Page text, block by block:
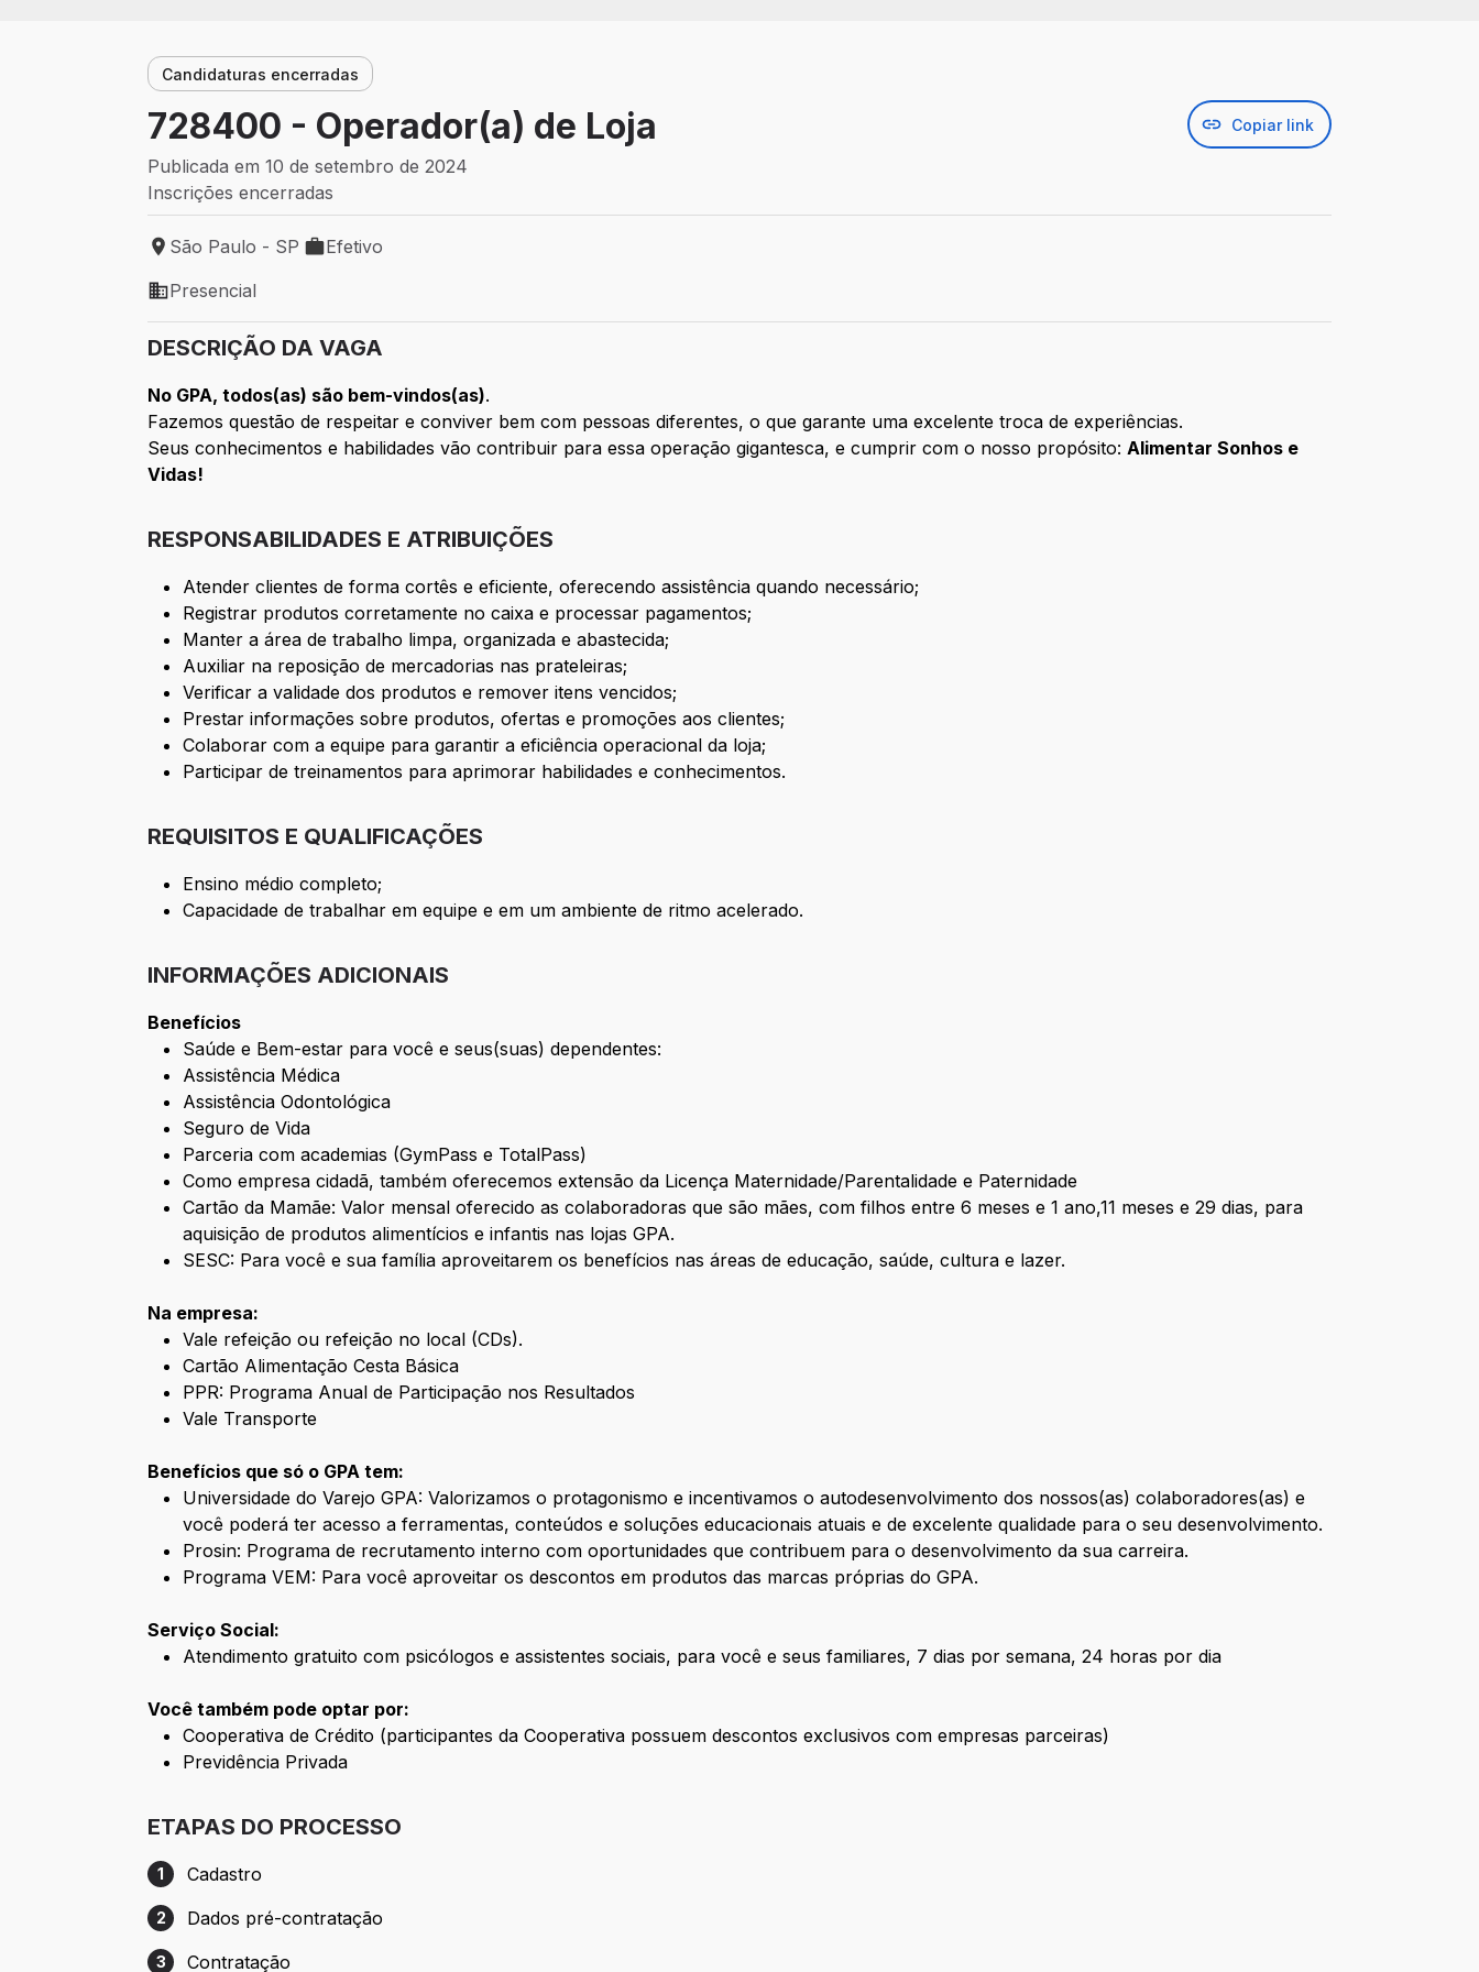
Candidaturas encerradas
728400 - Operador(a) de Loja Copiar link
Publicada em 10 de setembro de 2024
Inscrições encerradas
Local de trabalho: São Paulo - SP
São Paulo - SP
Tipo de vaga: Efetivo
Efetivo
Modelo de trabalho: Presencial
Presencial
DESCRIÇÃO DA VAGA
No GPA, todos(as) são bem-vindos(as).
Fazemos questão de respeitar e conviver bem com pessoas diferentes, o que garante uma excelente troca de experiências.
Seus conhecimentos e habilidades vão contribuir para essa operação gigantesca, e cumprir com o nosso propósito:Alimentar Sonhos e
Vidas!
RESPONSABILIDADES E ATRIBUIÇÕES
Atender clientes de forma cortês e eficiente, oferecendo assistência quando necessário;
Registrar produtos corretamente no caixa e processar pagamentos;
Manter a área de trabalho limpa, organizada e abastecida;
Auxiliar na reposição de mercadorias nas prateleiras;
Verificar a validade dos produtos e remover itens vencidos;
Prestar informações sobre produtos, ofertas e promoções aos clientes;
Colaborar com a equipe para garantir a eficiência operacional da loja;
Participar de treinamentos para aprimorar habilidades e conhecimentos.
REQUISITOS E QUALIFICAÇÕES
Ensino médio completo;
Capacidade de trabalhar em equipe e em um ambiente de ritmo acelerado.
INFORMAÇÕES ADICIONAIS
Benefícios
Saúde e Bem-estar para você e seus(suas) dependentes:
Assistência Médica
Assistência Odontológica
Seguro de Vida
Parceria com academias (GymPass e TotalPass)
Como empresa cidadã, também oferecemos extensão da Licença Maternidade/Parentalidade e Paternidade
Cartão da Mamãe: Valor mensal oferecido as colaboradoras que são mães, com filhos entre 6 meses e 1 ano,11 meses e 29 dias, para
aquisição de produtos alimentícios e infantis nas lojas GPA.
SESC: Para você e sua família aproveitarem os benefícios nas áreas de educação, saúde, cultura e lazer.
Na empresa:
Vale refeição ou refeição no local (CDs).
Cartão Alimentação Cesta Básica
PPR: Programa Anual de Participação nos Resultados
Vale Transporte
Benefícios que só o GPA tem:
Universidade do Varejo GPA: Valorizamos o protagonismo e incentivamos o autodesenvolvimento dos nossos(as) colaboradores(as) e
você poderá ter acesso a ferramentas, conteúdos e soluções educacionais atuais e de excelente qualidade para o seu desenvolvimento.
Prosin: Programa de recrutamento interno com oportunidades que contribuem para o desenvolvimento da sua carreira.
Programa VEM: Para você aproveitar os descontos em produtos das marcas próprias do GPA.
Serviço Social:
Atendimento gratuito com psicólogos e assistentes sociais, para você e seus familiares, 7 dias por semana, 24 horas por dia
Você também pode optar por:
Cooperativa de Crédito (participantes da Cooperativa possuem descontos exclusivos com empresas parceiras)
Previdência Privada
ETAPAS DO PROCESSO
Etapa 1: Cadastro
1 Cadastro
Etapa 2: Dados pré-contratação
2 Dados pré-contratação
3 Contratação